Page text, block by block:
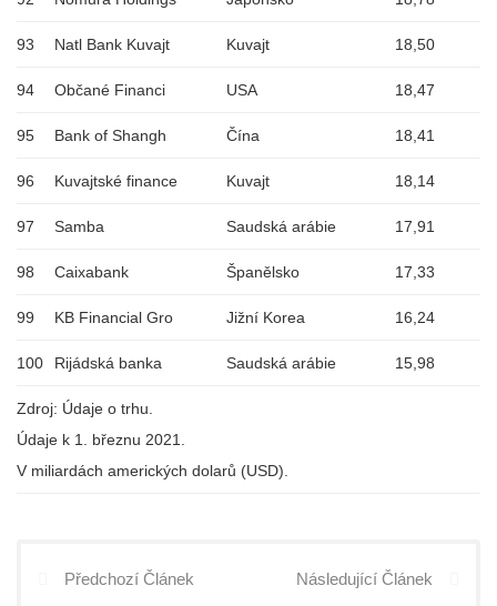
93 Natl Bank Kuvajt Kuvajt 18,50
94 Občané Financi USA 18,47
95 Bank of Shangh Čína 18,41
96 Kuvajtské finance Kuvajt 18,14
97 Samba Saudská arábie 17,91
98 Caixabank Španělsko 17,33
99 KB Financial Gro Jižní Korea 16,24
100 Rijádská banka Saudská arábie 15,98
Zdroj: Údaje o trhu.
Údaje k 1. březnu 2021.
V miliardách amerických dolarů (USD).
Předchozí Článek Následující Článek